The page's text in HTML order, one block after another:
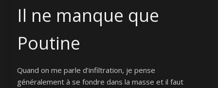
Il ne manque que
Poutine
Quand on me parle d’infiltration, je pense
généralement à se fondre dans la masse et il faut